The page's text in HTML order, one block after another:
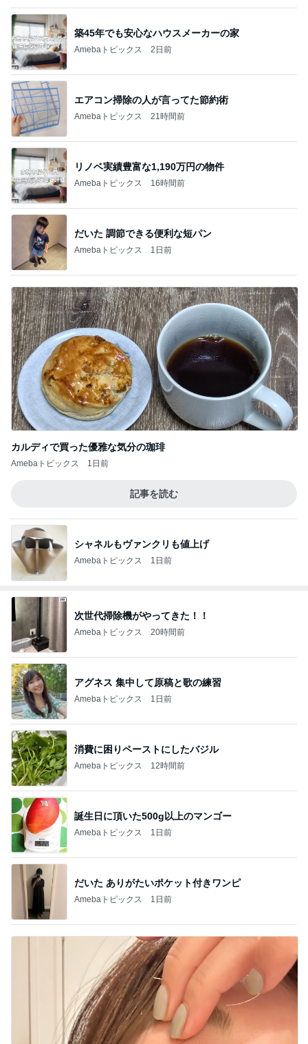
築45年でも安心なハウスメーカーの家
Amebaトピックス 2日前
エアコン掃除の人が言ってた節約術
Amebaトピックス 21時間前
リノベ実績豊富な1,190万円の物件
Amebaトピックス 16時間前
だいた 調節できる便利な短パン
Amebaトピックス 1日前
カルディで買った優雅な気分の珈琲
Amebaトピックス 1日前
記事を読む
シャネルもヴァンクリも値上げ
Amebaトピックス 1日前
次世代掃除機がやってきた！！
Amebaトピックス 20時間前
アグネス 集中して原稿と歌の練習
Amebaトピックス 1日前
消費に困りペーストにしたバジル
Amebaトピックス 12時間前
誕生日に頂いた500g以上のマンゴー
Amebaトピックス 1日前
だいた ありがたいポケット付きワンピ
Amebaトピックス 1日前